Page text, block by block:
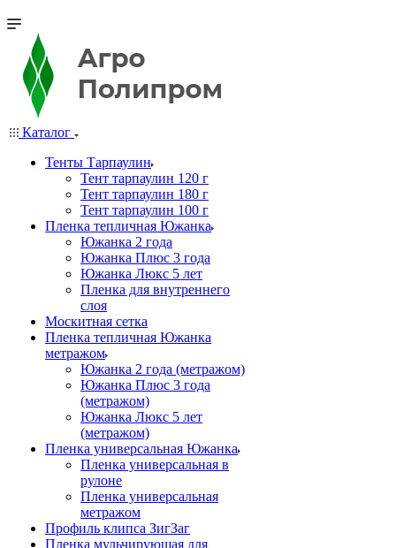
Каталог
Тенты Тарпаулин
Тент тарпаулин 120 г
Тент тарпаулин 180 г
Тент тарпаулин 100 г
Пленка тепличная Южанка
Южанка 2 года
Южанка Плюс 3 года
Южанка Люкс 5 лет
Пленка для внутреннего
слоя
Москитная сетка
Пленка тепличная Южанка
метражом
Южанка 2 года (метражом)
Южанка Плюс 3 года
(метражом)
Южанка Люкс 5 лет
(метражом)
Пленка универсальная Южанка
Пленка универсальная в
рулоне
Пленка универсальная
метражом
Профиль клипса ЗигЗаг
Пленка мульчирующая для